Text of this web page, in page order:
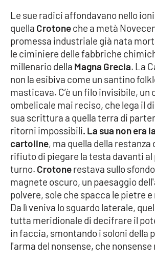
Sport
RUBRICHE
Good Morning Vietnam
Parchi Marini Calabria
Leggendo Alvaro insieme
Imprese Di Calabria
Le perfidie di Antonella Grippo
Venti di comunicazione
STREAMING
Le sue radici affondavano nello
quella Crotoneche a metà
promessa industriale già nata
le ciminiere delle fabbriche
millenario della Magna Grecia. La
non la esibiva come un santino
masticava. C’è un filo invisibile, un
ombelicale mai reciso, che lega il
sua scrittura a quella terra di
ritorni impossibili. La sua non era
cartoline, ma quella della restanza
rifiuto di piegare la testa davanti al
turno. Crotonerestava sullo
magnete oscuro, un paesaggio
polvere, sole che spacca le pietre
Da lì veniva lo sguardo laterale,
tutta meridionale di decifrare il
in faccia, smontando i soloni della
l'arma del nonsense, che nonsense